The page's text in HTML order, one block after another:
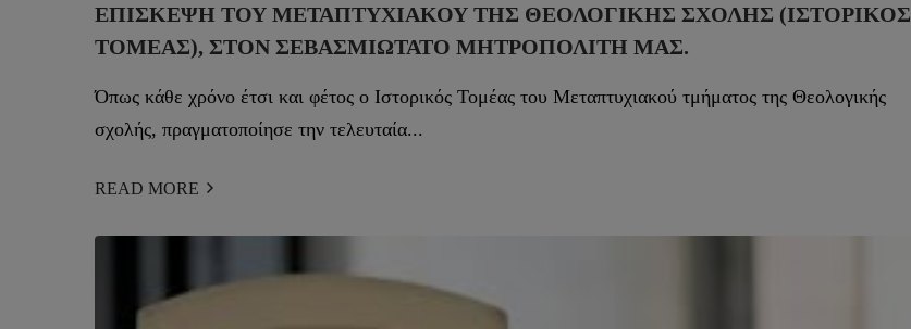
ΕΠΊΣΚΕΨΗ ΤΟΥ ΜΕΤΑΠΤΥΧΙΑΚΟΎ ΤΗΣ ΘΕΟΛΟΓΙΚΉΣ ΣΧΟΛΉΣ (ΙΣΤΟΡΙΚΌΣ
ΤΟΜΈΑΣ), ΣΤΟΝ ΣΕΒΑΣΜΙΏΤΑΤΟ ΜΗΤΡΟΠΟΛΊΤΗ ΜΑΣ.
Όπως κάθε χρόνο έτσι και φέτος ο Ιστορικός Τομέας του Μεταπτυχιακού τμήματος της Θεολογικής
σχολής, πραγματοποίησε την τελευταία...
READ MORE